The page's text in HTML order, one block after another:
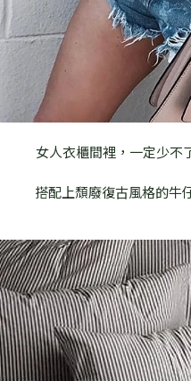
女人衣櫃間裡，一定少不
搭配上頹廢復古風格的牛